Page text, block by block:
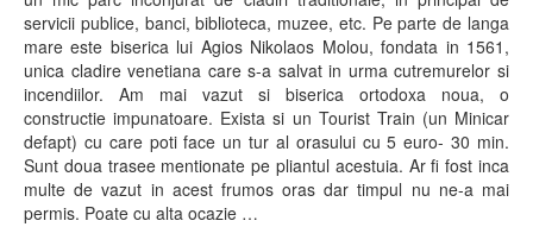
servicii publice, banci, biblioteca, muzee, etc. Pe parte de langa
mare este biserica lui Agios Nikolaos Molou, fondata in 1561,
unica cladire venetiana care s-a salvat in urma cutremurelor si
incendiilor. Am mai vazut si biserica ortodoxa noua, o
constructie impunatoare. Exista si un Tourist Train (un Minicar
defapt) cu care poti face un tur al orasului cu 5 euro- 30 min.
Sunt doua trasee mentionate pe pliantul acestuia. Ar fi fost inca
multe de vazut in acest frumos oras dar timpul nu ne-a mai
permis. Poate cu alta ocazie …